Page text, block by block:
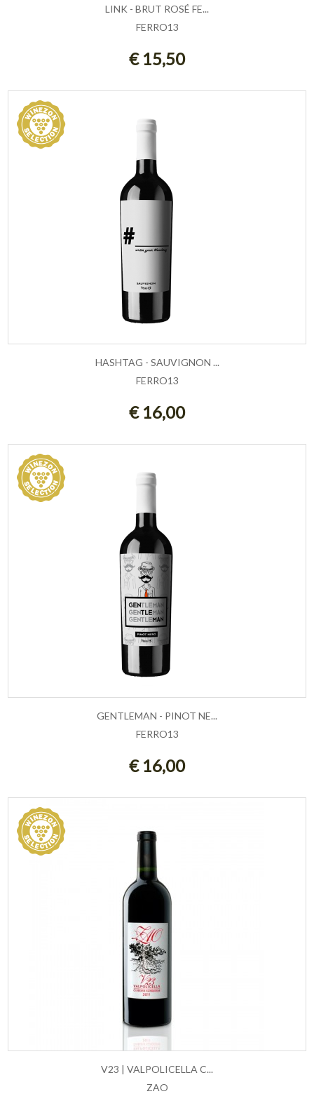
AGGIUNGI AL CARRELLO
LINK - BRUT ROSÉ FE...
FERRO13
€ 15,50
AGGIUNGI AL CARRELLO
HASHTAG - SAUVIGNON ...
FERRO13
€ 16,00
ESAURITO
GENTLEMAN - PINOT NE...
FERRO13
€ 16,00
AGGIUNGI AL CARRELLO
V23 | VALPOLICELLA C...
ZAO